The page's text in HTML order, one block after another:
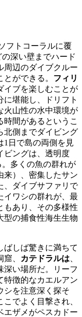
フトコーラルに覆
深い壁までハード
周辺のダイブクルー
ができる。 フィリ
イブを楽しむことが
堪能し、ドリフト
火山性の水中環境が
間があるというこ
北側までダイビング
1日で島の両側を見
ビングは、透明度
多くの魚の群れが
来）、密集したサン
、ダイブサファリで
イワシの群れが、最
もあり、その多様性
型の捕食性海生生物
ばしば驚きに満ちて
、
カテドラルは
深い場所だ。リーフ
特徴的なカエルアン
シを注意深く探そ
でよく目撃され、
エザメがペスカドー